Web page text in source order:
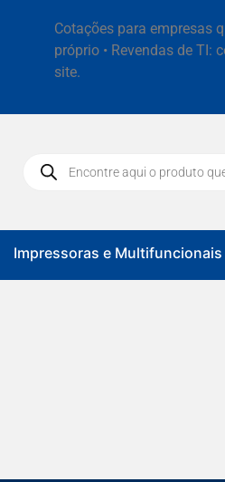
Cotações para empresas
próprio • Revendas de TI:
site.
Impressoras e Multifuncionais